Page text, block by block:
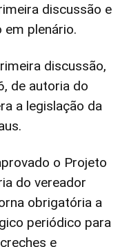
discussão e
em plenário.
discussão,
de autoria do
a legislação da
o Projeto
do vereador
obrigatória a
periódico para
e